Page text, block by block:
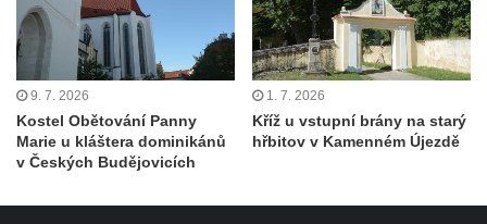
Úněticích
Kostel svatého Klementa v Levém Hradci
Kostel Wang (Karpacz – Bierutowice,
Polsko)
Skalní kaple Nejsvětější Trojice u Česká
Kostel svatého Vendelína v Perštejně
9. 7. 2026
Kostel Obětování Panny
Marie u kláštera dominikánů
v Českých Budějovicích
1. 7. 2026
Kříž u vstupní brány na starý
hřbitov v Kamenném Újezdě